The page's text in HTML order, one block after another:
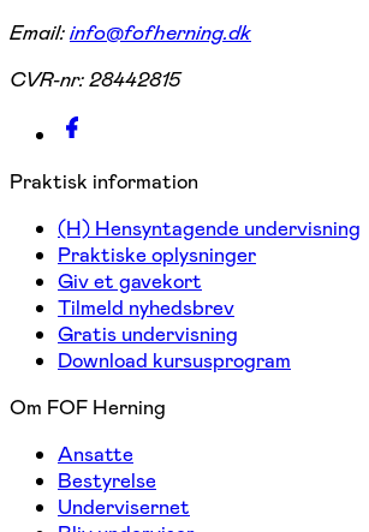
Email:info@fofherning.dk
CVR-nr:28442815
Praktisk information
(H) Hensyntagende undervisning
Praktiske oplysninger
Giv et gavekort
Tilmeld nyhedsbrev
Gratis undervisning
Download kursusprogram
Om FOF Herning
Ansatte
Bestyrelse
Undervisernet